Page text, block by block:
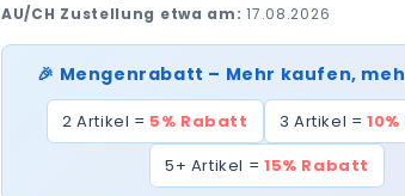
AU/CH Zustellung etwa am: 17.08.2026
🎉 Mengenrabatt – Mehr kaufen,
2 Artikel = 5% Rabatt 3 Artikel =
5+ Artikel = 15% Rabatt